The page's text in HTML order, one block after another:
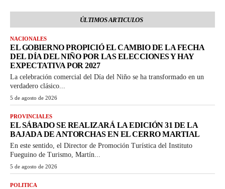
ÚLTIMOS ARTICULOS
NACIONALES
EL GOBIERNO PROPICIÓ EL CAMBIO DE LA FECHA
DEL DÍA DEL NIÑO POR LAS ELECCIONES Y HAY
EXPECTATIVA POR 2027
La celebración comercial del Día del Niño se ha transformado en un
verdadero clásico...
5 de agosto de 2026
PROVINCIALES
EL SÁBADO SE REALIZARÁ LA EDICIÓN 31 DE LA
BAJADA DE ANTORCHAS EN EL CERRO MARTIAL
En este sentido, el Director de Promoción Turística del Instituto
Fueguino de Turismo, Martín...
5 de agosto de 2026
POLITICA